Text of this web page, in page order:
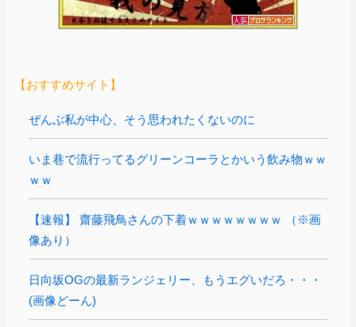
【おすすめサイト】
ぜんぶ私が中心、そう思われたくないのに
いま巷で流行ってるグリーンコーラとかいう飲み物ｗｗ
ｗｗ
【速報】 齋藤飛鳥さんの下着ｗｗｗｗｗｗｗｗ （※画
像あり）
日向坂OGの最新ランジェリー、もうエグいだろ・・・
(画像どーん)